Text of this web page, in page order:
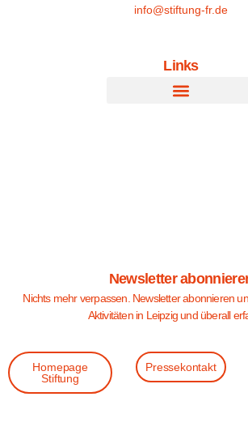
info@stiftung-fr.de
Links
Newsletter
Nichts mehr verpassen. Newsletter abonnieren
Aktivitäten in Leipzig und überall
Homepage
Stiftung
Pressekontakt